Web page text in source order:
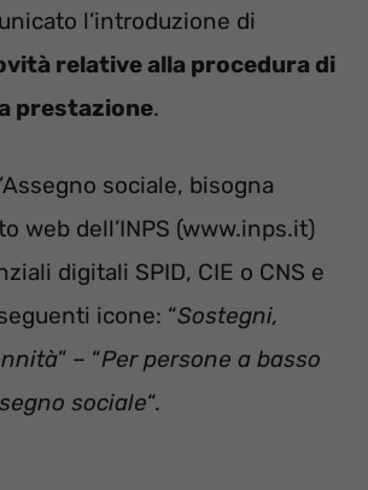
l’introduzione di
relative alla procedura di
prestazione.
sociale, bisogna
web dell’INPS (www.inps.it)
digitali SPID, CIE o CNS e
icone: “Sostegni,
” – “Per persone a basso
sociale“.